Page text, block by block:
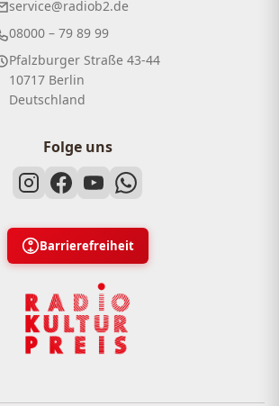
service@radiob2.de
08000 – 79 89 99
Pfalzburger Straße 43-44
10717 Berlin
Deutschland
Folge uns
Barrierefreiheit